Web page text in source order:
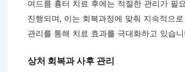
여드름 흉터 치료 후에는 적절한 관리가 필
진행되며, 이는 회복과정에 맞춰 지속적으
관리를 통해 치료 효과를 극대화하고 있습
상처 회복과 사후 관리